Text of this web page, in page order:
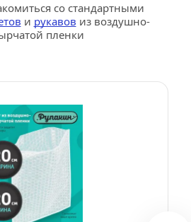
со стандартными
и рукавов из воздушно-
пленки